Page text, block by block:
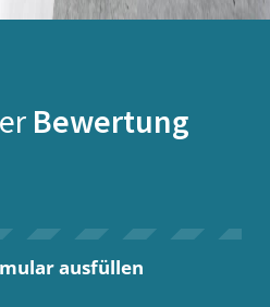
Bewertung
ausfüllen